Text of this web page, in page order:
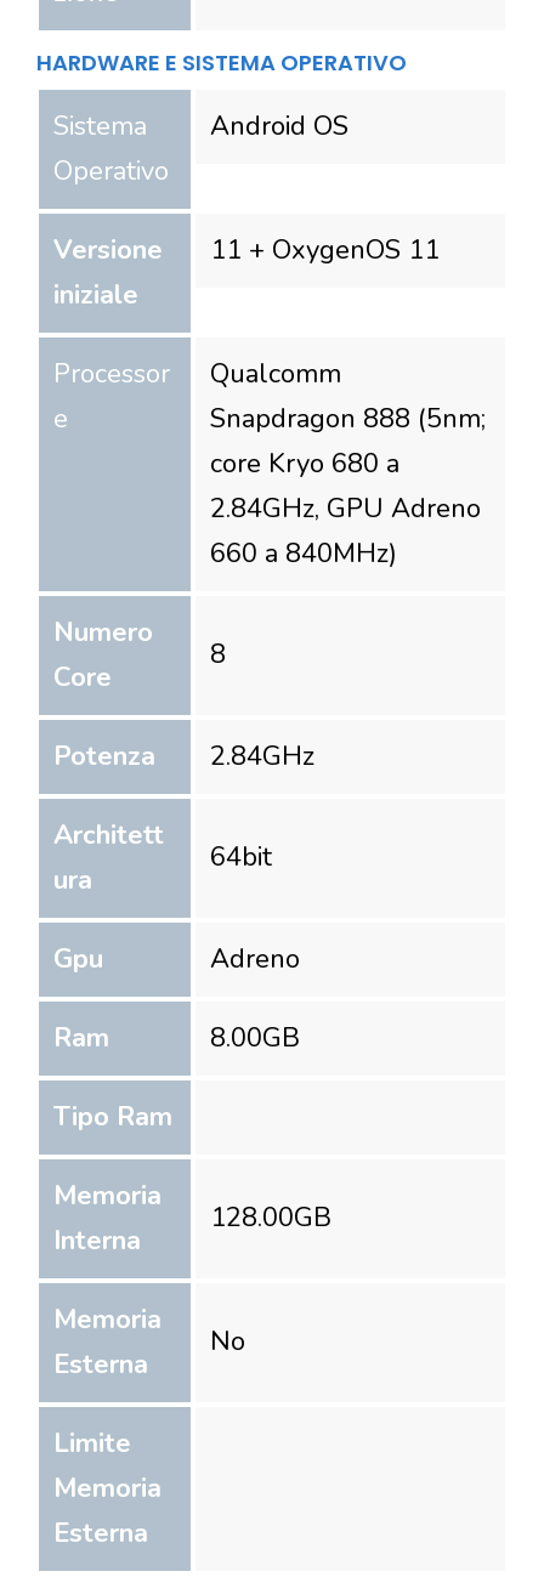
HARDWARE E SISTEMA OPERATIVO
Sistema
Operativo
Android OS
Versione
iniziale
11 + OxygenOS 11
Processor
e
Qualcomm
Snapdragon 888 (5nm;
core Kryo 680 a
2.84GHz, GPU Adreno
660 a 840MHz)
Numero
Core
8
Potenza 2.84GHz
Architett
ura
64bit
Gpu Adreno
Ram 8.00GB
Tipo Ram
Memoria
Interna
128.00GB
Memoria
Esterna
No
Limite
Memoria
Esterna